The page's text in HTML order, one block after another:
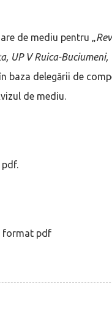
de mediu pentru „
UP V Ruica-
baza delegării de
de mediu.
format pdf